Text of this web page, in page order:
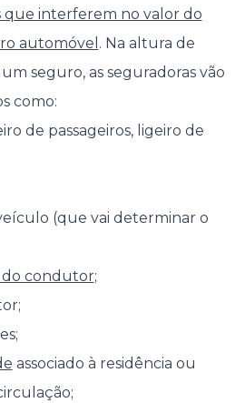
que interferem no valor do
automóvel . Na altura de
seguro, as seguradoras vão
como:
de passageiros, ligeiro de
(que vai determinar o
do condutor;
associado à residência ou